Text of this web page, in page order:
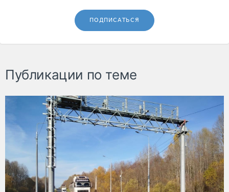
ПОДПИСАТЬСЯ
Публикации по теме